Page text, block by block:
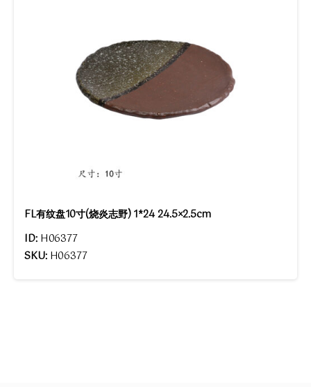
FL有纹盘10寸(烧炎志野) 1*24 24.5×2.5cm
ID: H06377
SKU: H06377